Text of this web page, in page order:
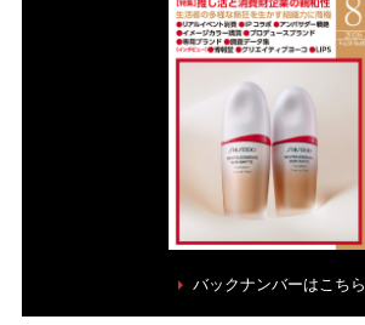
バックナンバーはこちら